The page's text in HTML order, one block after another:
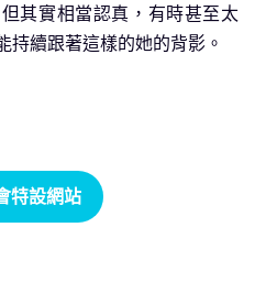
其實相當認真，有時甚至太
持續跟著這樣的她的背影。
特設網站